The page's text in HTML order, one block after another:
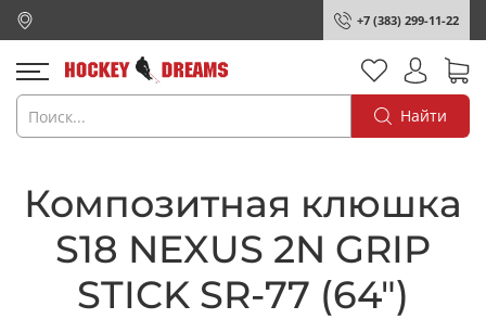
+7 (383) 299-11-22
Найти
Композитная клюшка
S18 NEXUS 2N GRIP
STICK SR-77 (64")